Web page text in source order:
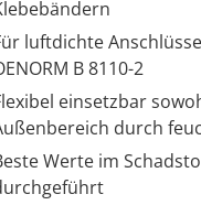
luftdichte
B 8110-2
einsetzbar
durch
Werte im